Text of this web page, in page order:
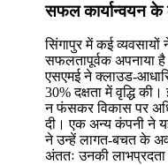
सफल कार्यान्वयन
सिंगापुर में कई
सफलतापूर्वक अपनाया
एसएमई ने क्लाउड-
30% दक्षता में वृद्धि
न फंसकर विकास पर
दी। एक अन्य कंपनी ने
ने उन्हें लागत-बचत के
अंततः उनकी